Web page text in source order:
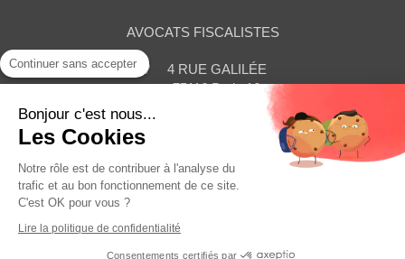
AVOCATS FISCALISTES
4 RUE GALILÉE
75116 Paris 16
Afficher le téléphone
Mentions légales
Continuer sans accepter
Bonjour c'est nous...
Les Cookies
Notre rôle est de contribuer à l'analyse du
trafic et au bon fonctionnement de ce site.
C'est OK pour vous ?
Lire la politique de confidentialité
Consentements certifiés par